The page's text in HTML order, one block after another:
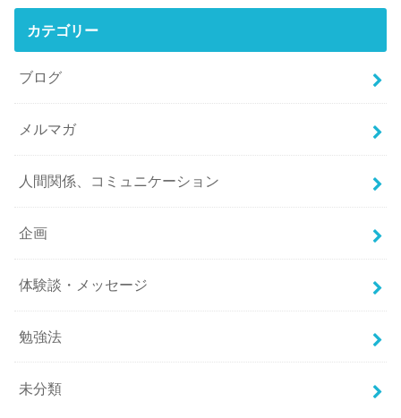
カテゴリー
ブログ
メルマガ
人間関係、コミュニケーション
企画
体験談・メッセージ
勉強法
未分類